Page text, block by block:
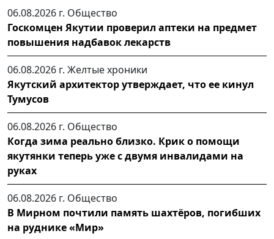
06.08.2026 г. Общество
Госкомцен Якутии проверил аптеки на предмет
повышения надбавок лекарств
06.08.2026 г. Желтые хроники
Якутский архитектор утверждает, что ее кинул
Тумусов
06.08.2026 г. Общество
Когда зима реально близко. Крик о помощи
якутянки теперь уже с двумя инвалидами на
руках
06.08.2026 г. Общество
В Мирном почтили память шахтёров, погибших
на руднике «Мир»